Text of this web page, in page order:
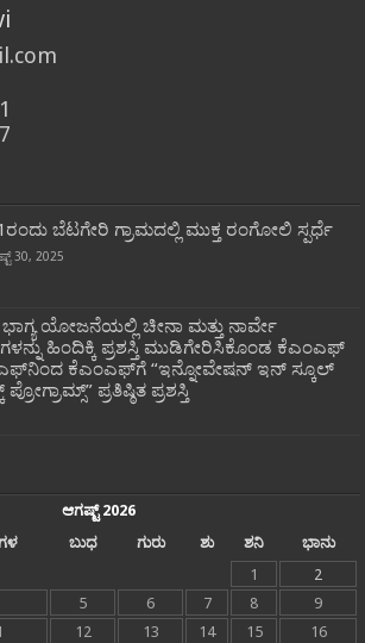
ಬೆಟಗೇರಿ ಗ್ರಾಮದಲ್ಲಿ ಮುಕ್ತ ರಂಗೋಲಿ ಸ್ಪರ್ಧೆ
30, 2025
ಭಾಗ್ಯ ಯೋಜನೆಯಲ್ಲಿ ಚೀನಾ ಮತ್ತು ನಾರ್ವೇ
ಹಿಂದಿಕ್ಕಿ ಪ್ರಶಸ್ತಿ ಮುಡಿಗೇರಿಸಿಕೊಂಡ ಕೆಎಂಎಫ್
ಕೆಎಂಎಫ್‍ಗೆ “ಇನ್ನೋವೇಷನ್ ಇನ್ ಸ್ಕೂಲ್
ಪ್ರತಿಷ್ಠಿತ ಪ್ರಶಸ್ತಿ
ಆಗಷ್ಟ್ 2026
ಬುಧ ಗುರು ಶು ಶನಿ
ಭಾನು
1
2
5 6 7 8
9
12 13 14 15 16